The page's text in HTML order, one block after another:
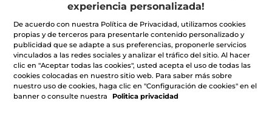
29,99€ 43,47€
AVÍSAME CUANDO
HAYA STOCK
37,90€ 75,80€
AVÍSAME CUANDO
HAYA STOCK
experiencia personalizada!
De acuerdo con nuestra Política de Privacidad, utilizamos cookies
propias y de terceros para presentarle contenido personalizado y
publicidad que se adapte a sus preferencias, proponerle servicios
vinculados a las redes sociales y analizar el tráfico del sitio. Al hacer
clic en "Aceptar todas las cookies", usted acepta el uso de todas las
cookies colocadas en nuestro sitio web. Para saber más sobre
nuestro uso de cookies, haga clic en "Configuración de cookies" en el
banner o consulte nuestra
Politica privacidad